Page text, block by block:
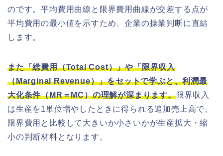
のです。平均費用曲線と限界費用曲線が交差する点が
平均費用の最小値を示すため、企業の操業判断に直結
します。
また「総費用（Total Cost）」や「限界収入
（Marginal Revenue）」をセットで学ぶと、利潤最
大化条件（MR＝MC）の理解が深まります。限界収入
は生産を1単位増やしたときに得られる追加売上高で、
限界費用と比較して大きいか小さいかが生産拡大・縮
小の判断材料となります。